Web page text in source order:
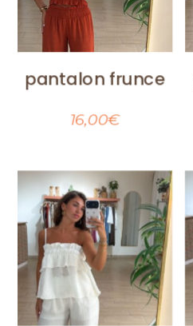
pantalon frunce
16,00€